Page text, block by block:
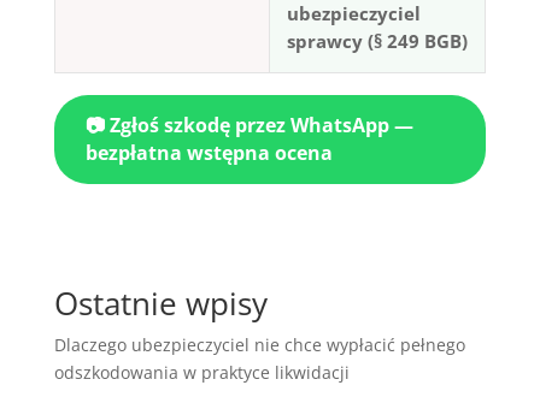
ubezpieczyciel
sprawcy (§ 249 BGB)
📷 Zgłoś szkodę przez WhatsApp —
bezpłatna wstępna ocena
Ostatnie wpisy
Dlaczego ubezpieczyciel nie chce wypłacić pełnego
odszkodowania w praktyce likwidacji